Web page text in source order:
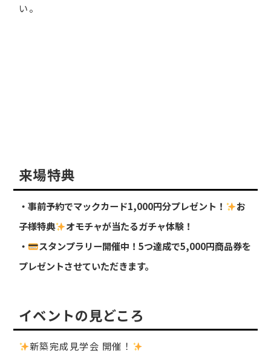
い。
来場特典
事前予約でマックカード1,000円分プレゼント！
お
子様特典
オモチャが当たるガチャ体験！
スタンプラリー開催中！5つ達成で5,000円商品券を
プレゼントさせていただきます。
イベントの見どころ
新築完成見学会 開催！